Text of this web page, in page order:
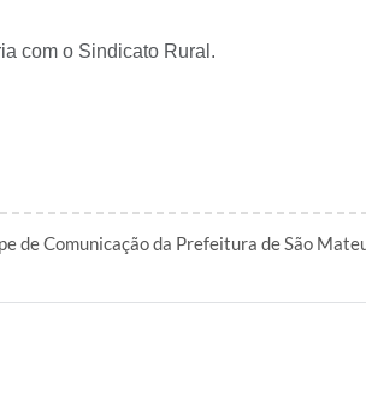
com o Sindicato Rural.
de Comunicação da Prefeitura de São